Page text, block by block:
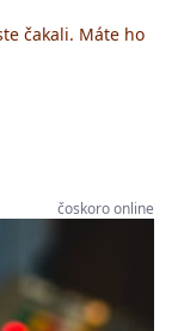
čakali. Máte ho
čoskoro online